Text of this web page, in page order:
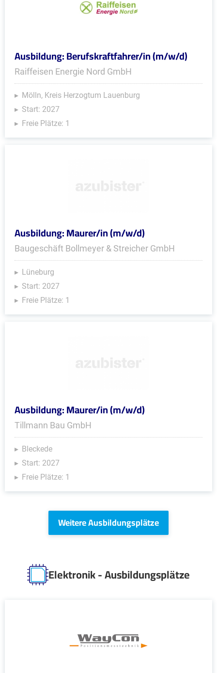
Ausbildung: Berufskraftfahrer/in (m/w/d)
Raiffeisen Energie Nord GmbH
Mölln, Kreis Herzogtum Lauenburg
Start: 2027
Freie Plätze: 1
Ausbildung: Maurer/in (m/w/d)
Baugeschäft Bollmeyer & Streicher GmbH
Lüneburg
Start: 2027
Freie Plätze: 1
Ausbildung: Maurer/in (m/w/d)
Tillmann Bau GmbH
Bleckede
Start: 2027
Freie Plätze: 1
Weitere Ausbildungsplätze
Elektronik - Ausbildungsplätze